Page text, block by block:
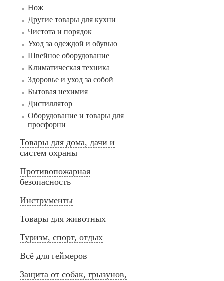
Нож
Другие товары для кухни
Чистота и порядок
Уход за одеждой и обувью
Швейное оборудование
Климатическая техника
Здоровье и уход за собой
Бытовая нехимия
Дистиллятор
Оборудование и товары для
просфорни
Товары для дома, дачи и
систем охраны
Противопожарная
безопасность
Инструменты
Товары для животных
Туризм, спорт, отдых
Всё для геймеров
Защита от собак, грызунов,